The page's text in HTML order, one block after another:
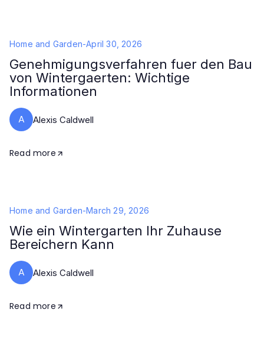
Home and Garden-April 30, 2026
Genehmigungsverfahren fuer den Bau
von Wintergaerten: Wichtige
Informationen
A Alexis Caldwell
Read more
Home and Garden-March 29, 2026
Wie ein Wintergarten Ihr Zuhause
Bereichern Kann
A Alexis Caldwell
Read more